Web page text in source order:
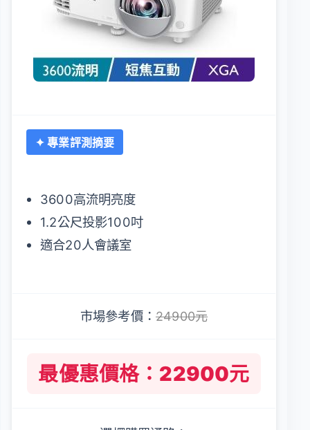
✦ 專業評測摘要
3600高流明亮度
1.2公尺投影100吋
適合20人會議室
市場參考價： 24900元
最優惠價格：22900元